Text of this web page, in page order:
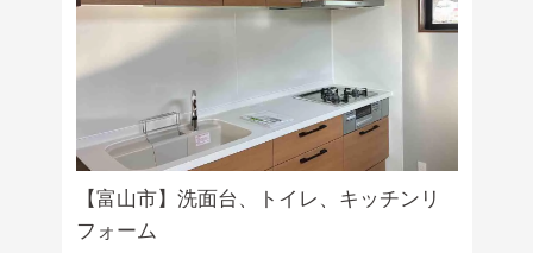
【富山市】洗面台、トイレ、キッチンリ
フォーム